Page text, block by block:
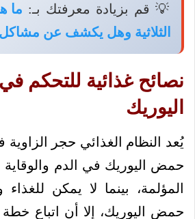
💡 قم بزيادة معرفتك بـ: ما
الثلاثية وهل يكشف عن
نصائح غذائية للتحكم
اليوريك
يُعد النظام الغذائي حجر
حمض اليوريك في الدم
المؤلمة، بينما لا يمكن
حمض اليوريك، إلا أن اتباع